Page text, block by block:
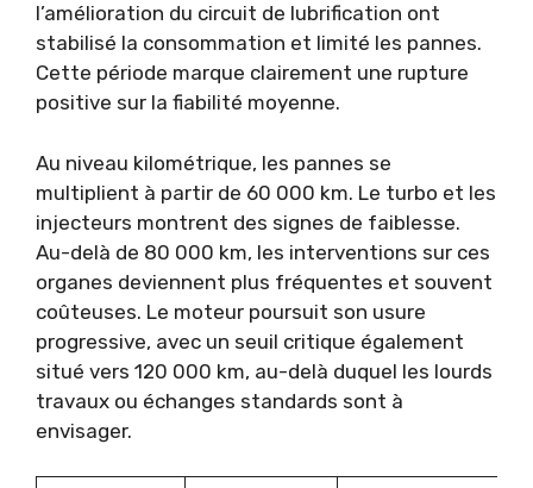
l’amélioration du circuit de lubrification ont
stabilisé la consommation et limité les pannes.
Cette période marque clairement une rupture
positive sur la fiabilité moyenne.
Au niveau kilométrique, les pannes se
multiplient à partir de 60 000 km. Le turbo et les
injecteurs montrent des signes de faiblesse.
Au-delà de 80 000 km, les interventions sur ces
organes deviennent plus fréquentes et souvent
coûteuses. Le moteur poursuit son usure
progressive, avec un seuil critique également
situé vers 120 000 km, au-delà duquel les lourds
travaux ou échanges standards sont à
envisager.